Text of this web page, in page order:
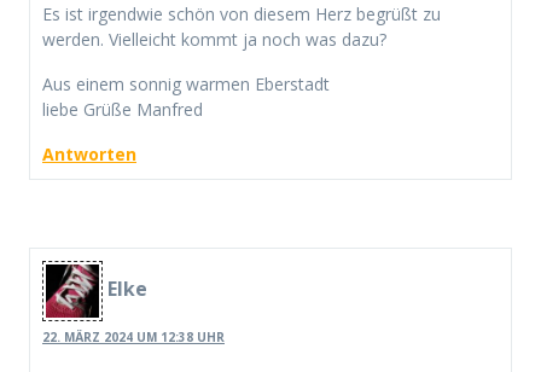
Es ist irgendwie schön von diesem Herz begrüßt zu
werden. Vielleicht kommt ja noch was dazu?
Aus einem sonnig warmen Eberstadt
liebe Grüße Manfred
Antworten
Elke
22. MÄRZ 2024 UM 12:38 UHR